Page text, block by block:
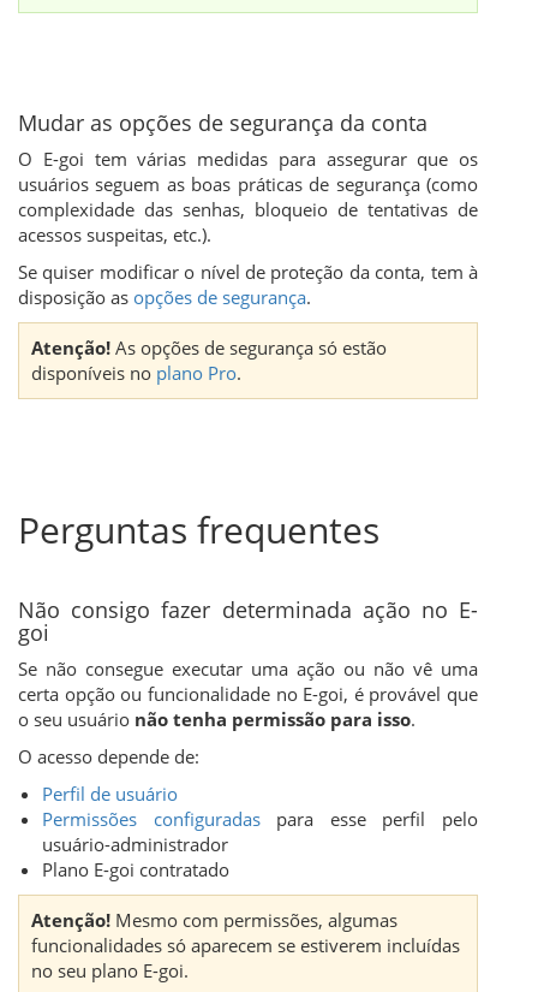
Mudar as opções de segurança da conta
O E-goi tem várias medidas para assegurar que os
usuários seguem as boas práticas de segurança (como
complexidade das senhas, bloqueio de tentativas de
acessos suspeitas, etc.).
Se quiser modificar o nível de proteção da conta, tem à
disposição as opções de segurança.
Atenção! As opções de segurança só estão
disponíveis no plano Pro.
Perguntas frequentes
Não consigo fazer determinada ação no E-
goi
Se não consegue executar uma ação ou não vê uma
certa opção ou funcionalidade no E-goi, é provável que
o seu usuário não tenha permissão para isso.
O acesso depende de:
Perfil de usuário
Permissões configuradaspara esse perfil pelo
usuário-administrador
Plano E-goi contratado
Atenção! Mesmo com permissões, algumas
funcionalidades só aparecem se estiverem incluídas
no seu plano E-goi.